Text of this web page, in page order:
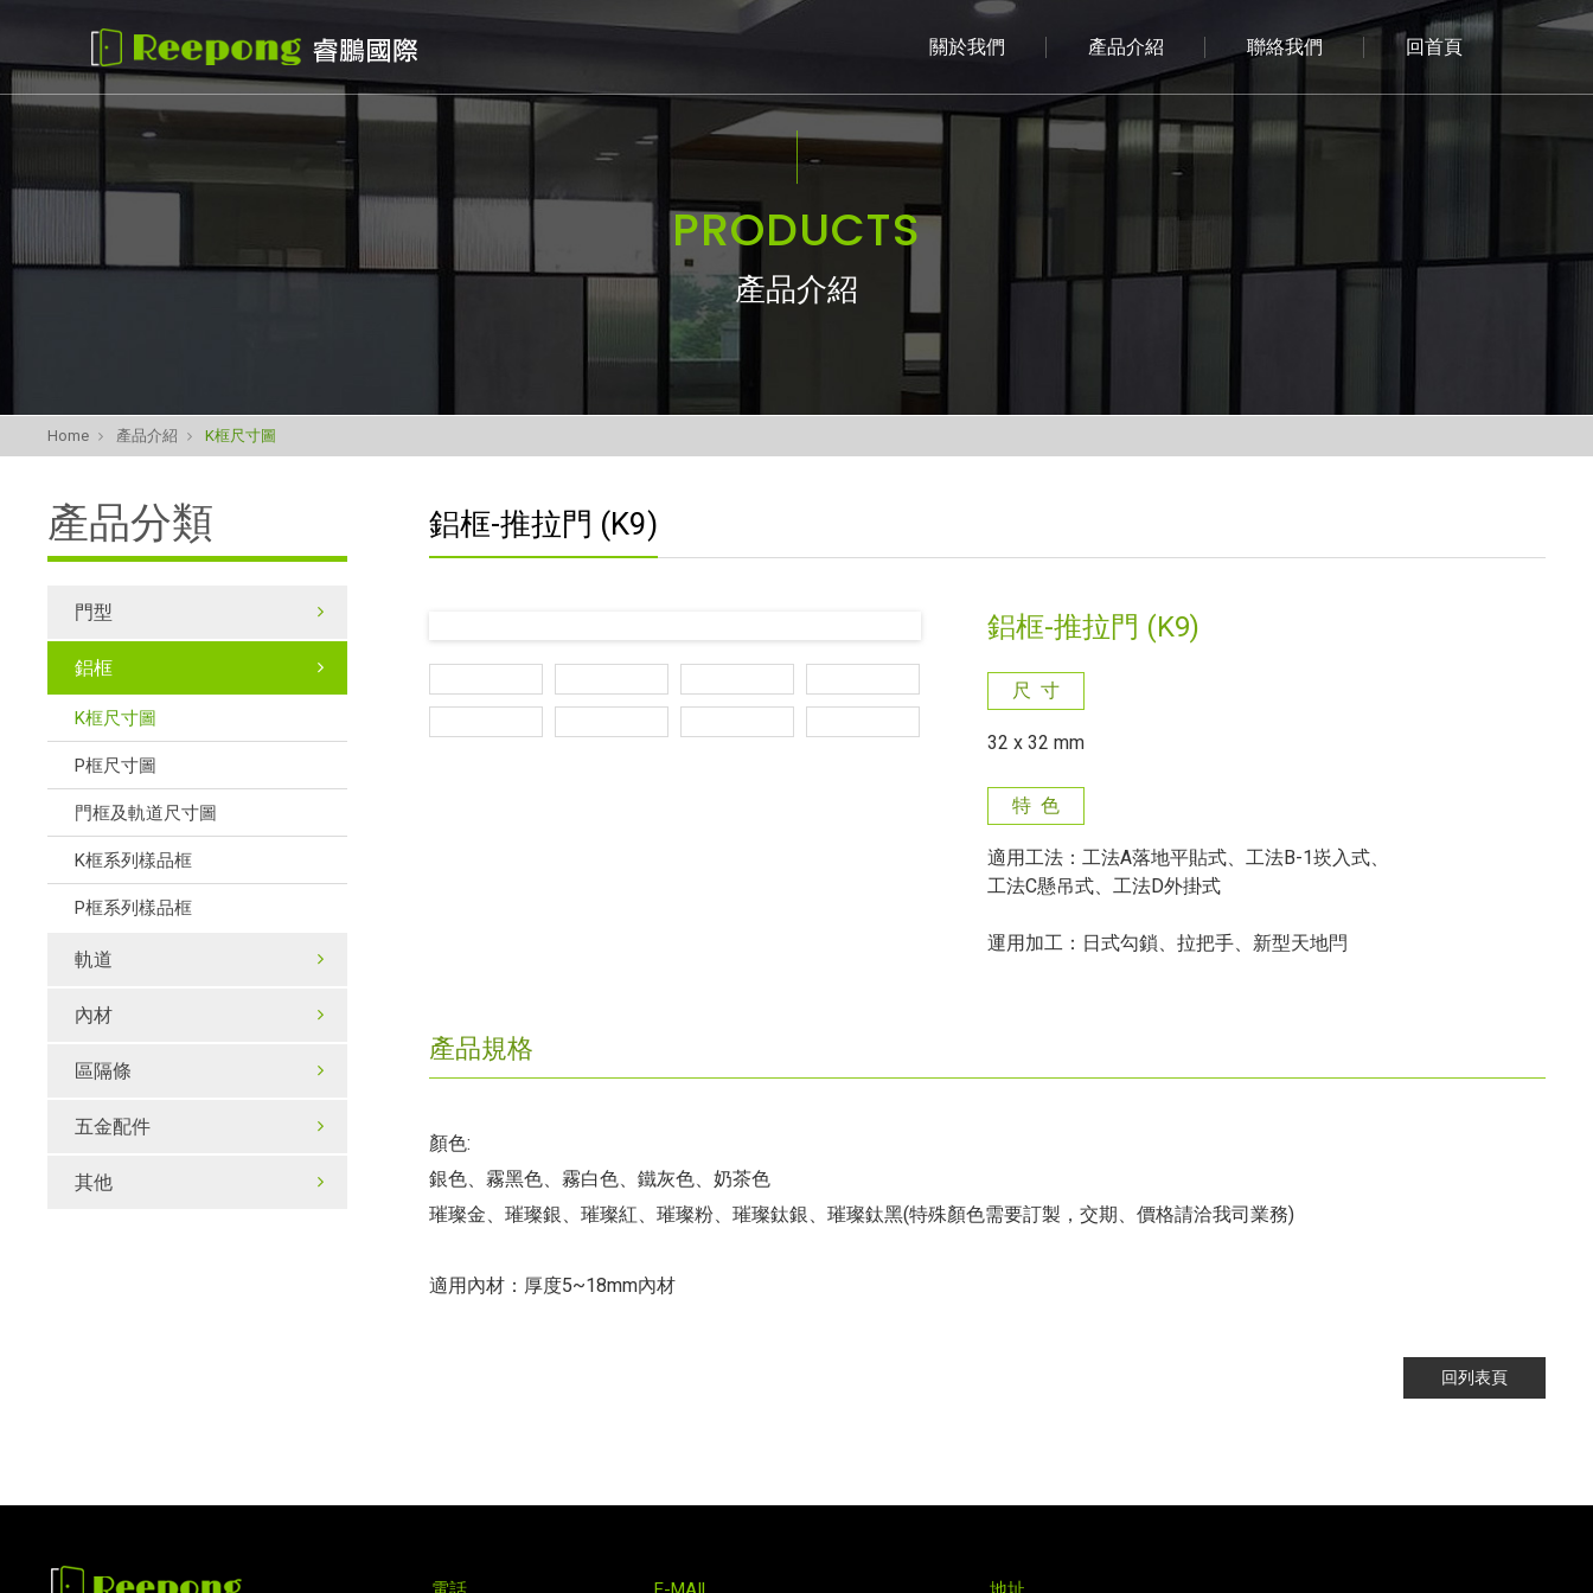
關於我們 產品介紹 聯絡我們 回首頁
PRODUCTS
產品介紹
Home 產品介紹 K框尺寸圖
產品分類
門型
鋁框
K框尺寸圖
P框尺寸圖
門框及軌道尺寸圖
K框系列樣品框
P框系列樣品框
軌道
內材
區隔條
五金配件
其他
鋁框-推拉門 (K9)
鋁框-推拉門 (K9)
尺 寸
32 x 32 mm
特 色
適用工法：工法A落地平貼式、工法B-1崁入式、
工法C懸吊式、工法D外掛式
運用加工：日式勾鎖、拉把手、新型天地閂
產品規格
顏色:
銀色、霧黑色、霧白色、鐵灰色、奶茶色
璀璨金、璀璨銀、璀璨紅、璀璨粉、璀璨鈦銀、璀璨鈦黑(特殊顏色需要訂製，交期、價格請洽我司業務)
適用內材：厚度5~18mm內材
回列表頁